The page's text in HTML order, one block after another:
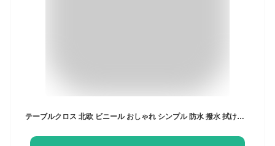
テーブルクロス 北欧 ビニール おしゃれ シンプル 防水 撥水 拭ける 長方形 テーブルカバー PVC加工 食卓カバー ダイニングマット 2人掛け 4人掛け 6人掛け キズ防止 汚れ防止 耐熱加工 洗える 子供 テーブルマット 汚れ防止 家庭用 業務用